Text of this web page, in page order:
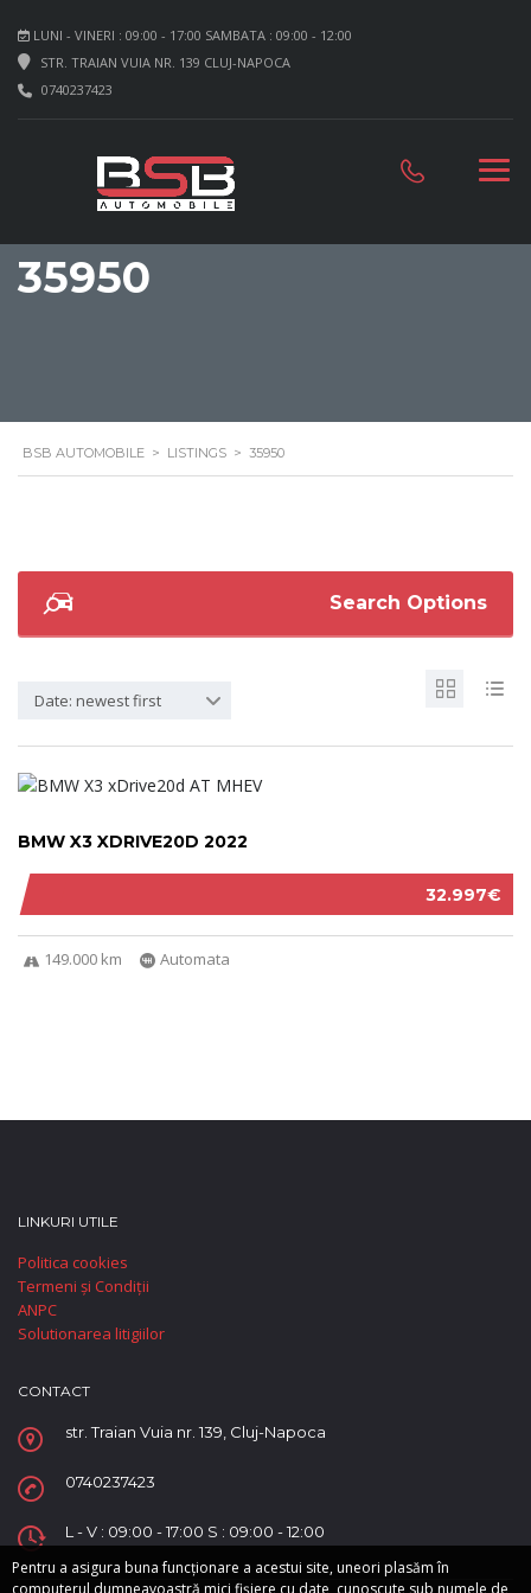
LUNI - VINERI : 09:00 - 17:00 SAMBATA : 09:00 - 12:00
STR. TRAIAN VUIA NR. 139 CLUJ-NAPOCA
0740237423
35950
BSB AUTOMOBILE > LISTINGS > 35950
Search Options
Date: newest first
32.997€
BMW X3 XDRIVE20D 2022
149.000 km Automata
LINKURI UTILE
Politica cookies
Termeni și Condiții
ANPC
Solutionarea litigiilor
CONTACT
str. Traian Vuia nr. 139, Cluj-Napoca
0740237423
L - V : 09:00 - 17:00 S : 09:00 - 12:00
Pentru a asigura buna funcționare a acestui site, uneori plasăm în
computerul dumneavoastră mici fișiere cu date, cunoscute sub numele de